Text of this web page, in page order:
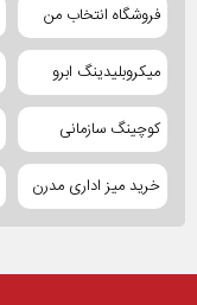
فروشگاه انتخاب من
میکروبلیدینگ ابرو
کوچینگ سازمانی
خرید میز اداری مدرن